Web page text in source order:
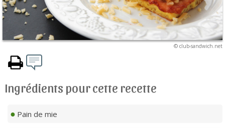
© club-sandwich.net
Ingrédients pour cette recette
Pain de mie